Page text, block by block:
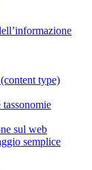
type)
sul web
semplice